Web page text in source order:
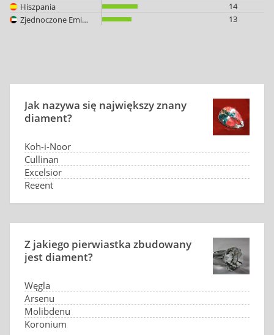
Hiszpania
14
Zjednoczone Emiraty Arabskie
13
Jak nazywa się największy znany
diament?
Koh-i-Noor
Cullinan
Excelsior
Regent
Z jakiego pierwiastka zbudowany
jest diament?
Węgla
Arsenu
Molibdenu
Koronium